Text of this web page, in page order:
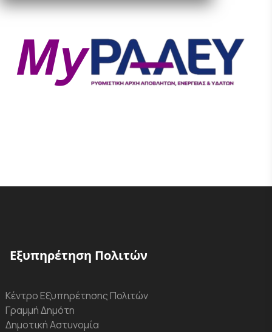
Εξυπηρέτηση Πολιτών
Κέντρο Εξυπηρέτησης Πολιτών
Γραμμή Δημότη
Δημοτική Αστυνομία